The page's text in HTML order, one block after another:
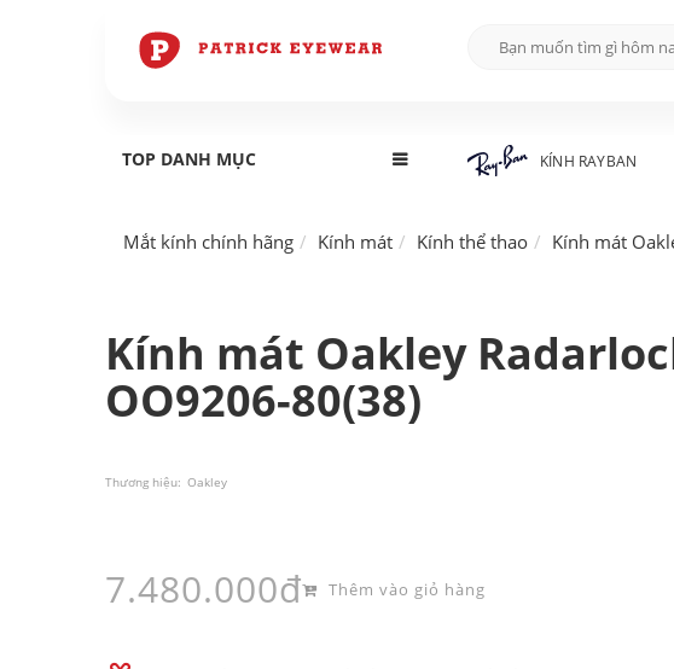
TOP DANH MỤC KÍNH RAYBAN
Mắt kính chính hãng Kính mát Kính thể thao Kính mát
Kính mát Oakley
OO9206-80(38)
Thương hiệu: Oakley
7.480.000đ Thêm vào giỏ hàng